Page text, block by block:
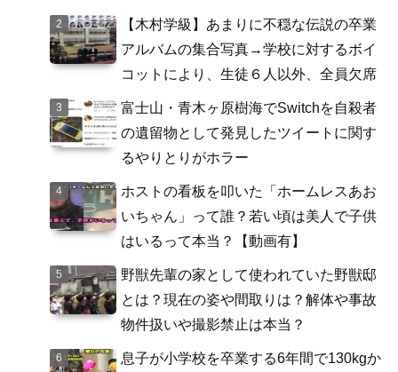
【木村学級】あまりに不穏な伝説の卒業
アルバムの集合写真→学校に対するボイ
コットにより、生徒６人以外、全員欠席
富士山・青木ヶ原樹海でSwitchを自殺者
の遺留物として発見したツイートに関す
るやりとりがホラー
ホストの看板を叩いた「ホームレスあお
いちゃん」って誰？若い頃は美人で子供
はいるって本当？【動画有】
野獣先輩の家として使われていた野獣邸
とは？現在の姿や間取りは？解体や事故
物件扱いや撮影禁止は本当？
息子が小学校を卒業する6年間で130kgか